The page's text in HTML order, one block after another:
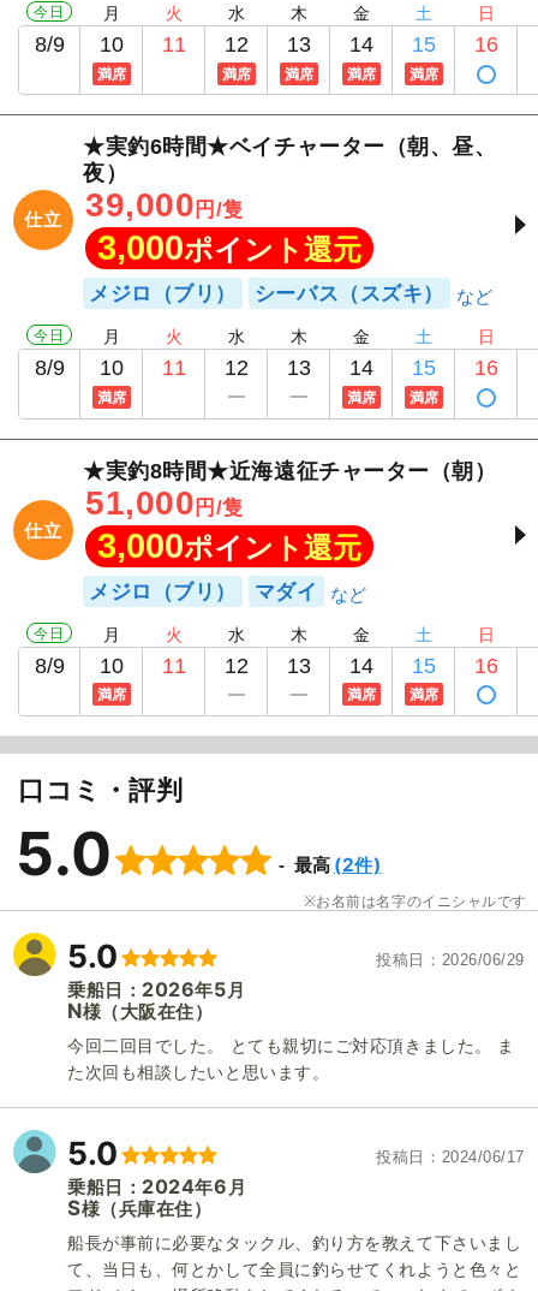
今日
8/9
月
10
満席
火
11
水
12
満席
木
13
満席
金
14
満席
土
15
満席
日
16
仕立
★実釣6時間★ベイチャーター（朝、昼、
夜）
39,000 円/隻
3,000ポイント還元
メジロ（ブリ） シーバス（スズキ）
今日
8/9
月
10
満席
火
11
水
12
木
13
金
14
満席
土
15
満席
日
16
仕立
★実釣8時間★近海遠征チャーター（朝）
51,000 円/隻
3,000ポイント還元
メジロ（ブリ） マダイ
今日
8/9
月
10
満席
火
11
水
12
木
13
金
14
満席
土
15
満席
日
16
口コミ・評判
5.0 最高 (2件)
お名前は名字のイニシャルです
5.0 投稿日 2026/06/29
乗船日： 2026年5 月
N様 （大阪在住）
今回二回目でした。 とても親切にご対応頂きました。 ま
た次回も相談したいと思います。
5.0 投稿日 2024/06/17
乗船日： 2024年6 月
S様 （兵庫在住）
船長が事前に必要なタックル、釣り方を教えて下さいまし
て、当日も、何とかして全員に釣らせてくれようと色々と